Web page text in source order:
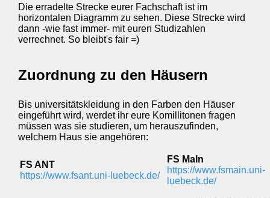
Die erradelte Strecke eurer Fachschaft ist im
horizontalen Diagramm zu sehen. Diese Strecke wird
dann -wie fast immer- mit euren Studizahlen
verrechnet. So bleibt's fair =)
Zuordnung zu den Häusern
Bis universitätskleidung in den Farben den Häuser
eingeführt wird, werdet ihr eure Komillitonen fragen
müssen was sie studieren, um herauszufinden,
welchem Haus sie angehören:
FS ANT
https://www.fsant.uni-luebeck.de/
FS MaIn
https://www.fsmain.uni-
luebeck.de/